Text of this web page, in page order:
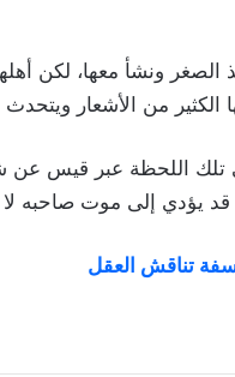
ونشأ معها، لكن
الكثير من الأشعار
تلك اللحظة عبر قيس عن
يؤدي إلى موت صاحبه لا